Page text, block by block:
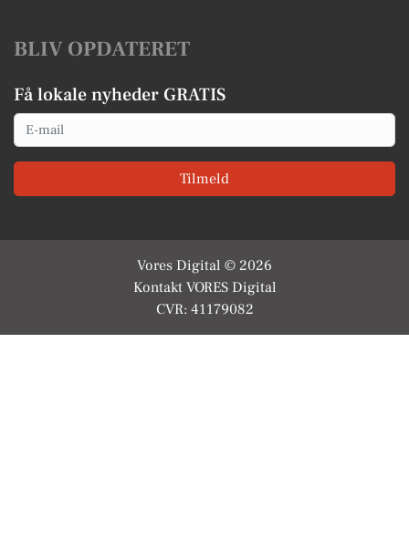
BLIV OPDATERET
Få lokale nyheder GRATIS
Email
Tilmeld
Vores Digital © 2026
Kontakt VORES Digital
CVR: 41179082